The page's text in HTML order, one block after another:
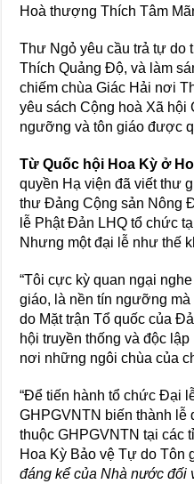
Hoà thượng Thích Tâm
Thư Ngỏ yêu cầu trả tự
Thích Quảng Độ, và làm
chiếm chùa Giác Hải nơi
yêu sách Cộng hoà Xã hội
ngưỡng và tôn giáo được
Từ Quốc hội Hoa Kỳ ở
quyền Hạ viện đã viết thư
thư Đảng Cộng sản Nông
lễ Phật Đản LHQ tổ chức
Nhưng một đại lễ như thế
“Tôi cực kỳ quan ngại
giáo, là nền tín ngưỡng
do Mặt trận Tổ quốc của
hội truyền thống và độc
nơi những ngôi chùa của
“Để tiến hành tổ chức Đại
GHPGVNTN biến thành lễ
thuộc GHPGVNTN tại các
Hoa Kỳ Bảo vệ Tự do Tôn
đáng kể của Nhà nước đối